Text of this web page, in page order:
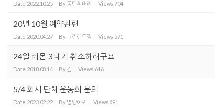
Date 2022.10.25 By동탄흰머리 Views 704
20년 10월 예약관련
Date 2020.04.27 By 그린랜드짱 Views 571
24일 레몬 3 대기 취소하려구요
Date 2018.08.14 By 김 Views 616
5/4 회사 단체 운동회 문의
Date 2023.02.22 By 별당아씨 Views 591